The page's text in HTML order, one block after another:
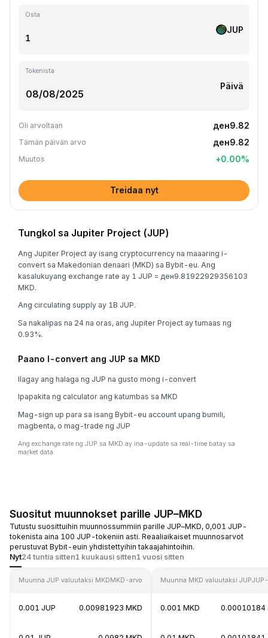
Osta
JUP
Tokenista
Päivä
Oli arvoltaan ден9.82
Tämän päivän arvo ден9.82
Muutos +0.00%
Treidaa nyt
Tungkol sa Jupiter Project (JUP)
Ang Jupiter Project ay isang cryptocurrency na maaaring i-
convert sa Makedonian denaari (MKD) sa Bybit-eu. Ang
kasalukuyang exchange rate ay 1 JUP = ден9.81922929356103
MKD.
Ang circulating supply ay 1B JUP.
Sa nakalipas na 24 na oras, ang Jupiter Project ay tumaas ng
0.93%.
Paano I-convert ang JUP sa MKD
Ilagay ang halaga ng JUP na gusto mong i-convert
Ipapakita ng calculator ang katumbas sa MKD
Mag-sign up para sa isang Bybit-eu account upang bumili,
magbenta, o mag-trade ng JUP
Ang exchange rate ng JUP sa MKD ay ina-update sa real-time batay sa
market data.
Suositut muunnokset parille JUP–MKD
Tutustu suosittuihin muunnossummiin parille JUP–MKD, 0,001 JUP-
tokenista aina 100 JUP-tokeniin asti. Reaaliaikaiset muunnosarvot
perustuvat Bybit-euin yhdistettyihin takaajahintoihin.
Nyt24 tuntia sitten1 kuukausi sitten1 vuosi sitten
Muunna JUP valuutaksi MKDMKD-arvo
0.001 JUP 0.00981923 MKD
Muunna MKD valuutaksi JUP
0.001 MKD 0.00010184